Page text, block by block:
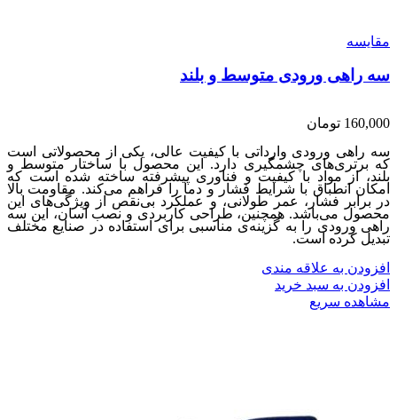
مقایسه
سه راهی ورودی متوسط و بلند
160,000 تومان
سه راهی ورودی وارداتی با کیفیت عالی، یکی از محصولاتی است
که برتری‌های چشمگیری دارد. این محصول با ساختار متوسط و
بلند، از مواد با کیفیت و فناوری پیشرفته ساخته شده است که
امکان انطباق با شرایط فشار و دما را فراهم می‌کند. مقاومت بالا
در برابر فشار، عمر طولانی، و عملکرد بی‌نقص از ویژگی‌های این
محصول می‌باشد. همچنین، طراحی کاربردی و نصب آسان، این سه
راهی ورودی را به گزینه‌ی مناسبی برای استفاده در صنایع مختلف
تبدیل کرده است.
افزودن به علاقه مندی
افزودن به سبد خرید
مشاهده سریع